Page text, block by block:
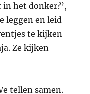
in het donker?’,
leggen en leid
te kijken
Ze kijken
tellen samen.